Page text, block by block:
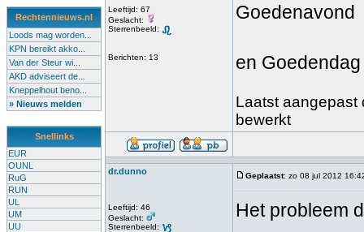
Rechtennieuws.nl
Loods mag worden...
KPN bereikt akko...
Van der Steur wi...
AKD adviseert de...
Kneppelhout beno...
» Nieuws melden
Snellinks
EUR
OUNL
RuG
RUN
UL
UM
UU
Leeftijd: 67
Geslacht:
Sterrenbeeld:
Berichten: 13
Goedenavond
en
Laatst aangepast
bewerkt
dr.dunno
Leeftijd: 46
Geslacht:
Sterrenbeeld:
Geplaatst: zo 08 jul 2012
Het probleem